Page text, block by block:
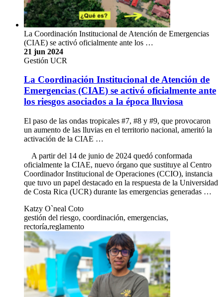
La Coordinación Institucional de Atención de Emergencias
(CIAE) se activó oficialmente ante los …
21 jun 2024
Gestión UCR
La Coordinación Institucional de Atención de
Emergencias (CIAE) se activó oficialmente ante
los riesgos asociados a la época lluviosa
El paso de las ondas tropicales #7, #8 y #9, que provocaron
un aumento de las lluvias en el territorio nacional, ameritó la
activación de la CIAE …
A partir del 14 de junio de 2024 quedó conformada
oficialmente la CIAE, nuevo órgano que sustituye al Centro
Coordinador Institucional de Operaciones (CCIO), instancia
que tuvo un papel destacado en la respuesta de la Universidad
de Costa Rica (UCR) durante las emergencias generadas …
Katzy O`neal Coto
gestión del riesgo, coordinación, emergencias,
rectoría,reglamento